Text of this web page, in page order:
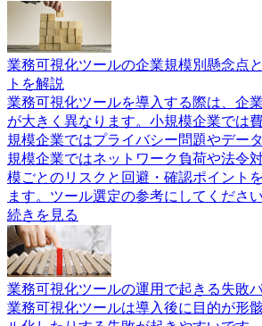
業務可視化ツールの企業規模別懸念点
トを解説
業務可視化ツールを導入する際は、企
が大きく異なります。小規模企業では
規模企業ではプライバシー問題やデー
規模企業ではネットワーク負荷や法令
模ごとのリスクと回避・確認ポイント
ます。ツール選定の参考にしてください
続きを見る
業務可視化ツールの運用で起きる失敗
業務可視化ツールは導入後に目的が形